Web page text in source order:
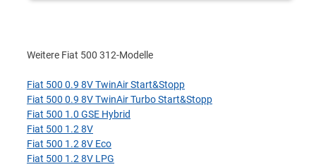
Weitere Fiat 500 312-Modelle
Fiat 500 0.9 8V TwinAir Start&Stopp
Fiat 500 0.9 8V TwinAir Turbo Start&Stopp
Fiat 500 1.0 GSE Hybrid
Fiat 500 1.2 8V
Fiat 500 1.2 8V Eco
Fiat 500 1.2 8V LPG